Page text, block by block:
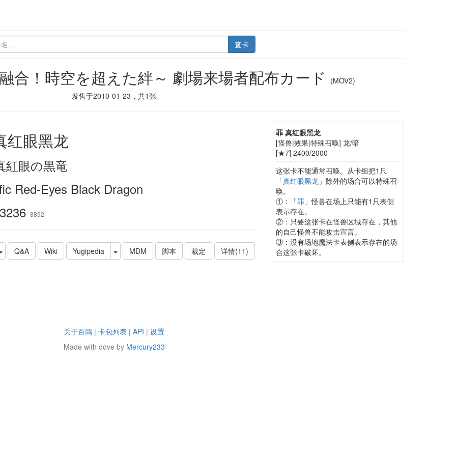
查卡
合！時空を超えた絆～ 劇場来場者配布カード
(MOV2)
发售于2010-01-23 ，共1张
红眼黑龙
紅眼の黒竜
Red-Eyes Black Dragon
8892
Q&A Wiki Yugipedia MDM 脚本 裁定 详情(11)
罪 真红眼黑龙
[怪兽|效果|特殊召唤] 龙/暗
[★7] 2400/2000
这张卡不能通常召唤。从卡组把1只
「真红眼黑龙 」除外的场合可以特殊召
唤。
①：「罪 」怪兽在场上只能有1只表侧
表示存在。
②：只要这张卡在怪兽区域存在，其他
的自己怪兽不能攻击宣言。
③：没有场地魔法卡表侧表示存在的场
合这张卡破坏。
关于百鸽 | 卡包列表 | API | 设置
Made with dove by Mercury233